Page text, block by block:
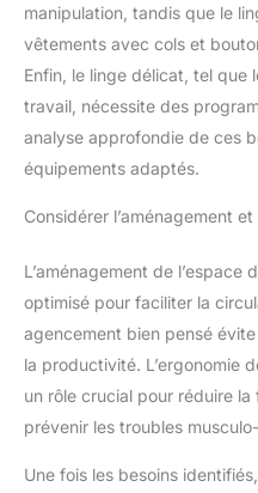
manipulation, tandis que le
vêtements avec cols et
Enfin, le linge délicat, tel que
travail, nécessite des
analyse approfondie de ces
équipements adaptés.
Considérer l’aménagement et
L’aménagement de l’espace
optimisé pour faciliter la
agencement bien pensé
la productivité. L’ergonomie
un rôle crucial pour réduire
prévenir les troubles
Une fois les besoins